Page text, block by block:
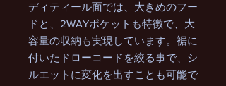
ディティール面では、大きめのフー
ドと、2WAYポケットも特徴で、大
容量の収納も実現しています。裾に
付いたドローコードを絞る事で、シ
ルエットに変化を出すことも可能で